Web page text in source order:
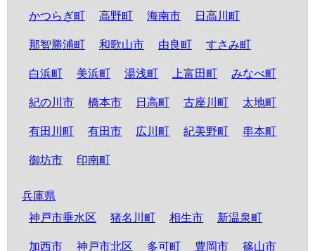
かつらぎ町 高野町 海南市 日高川町
那智勝浦町 和歌山市 由良町 すさみ町
白浜町 美浜町 湯浅町 上富田町 みなべ町
紀の川市 橋本市 日高町 古座川町 太地町
有田川町 有田市 広川町 紀美野町 串本町
御坊市 印南町
兵庫県
神戸市垂水区
猪名川町 相生市 新温泉町
加西市 神戸市北区 多可町 豊岡市 篠山市